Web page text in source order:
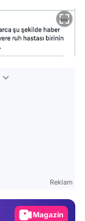
Reklam
Video